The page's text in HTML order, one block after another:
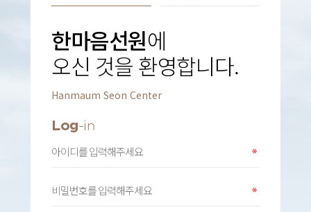
한마음선원에
오신 것을 환영합니다.
Hanmaum Seon Center
Log-in